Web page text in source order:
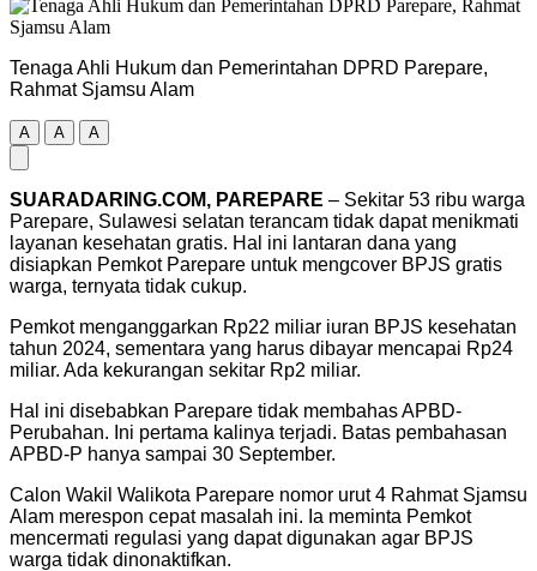
Tenaga Ahli Hukum dan Pemerintahan DPRD Parepare,
Rahmat Sjamsu Alam
A A A
SUARADARING.COM, PAREPARE – Sekitar 53 ribu warga
Parepare, Sulawesi selatan terancam tidak dapat menikmati
layanan kesehatan gratis. Hal ini lantaran dana yang
disiapkan Pemkot Parepare untuk mengcover BPJS gratis
warga, ternyata tidak cukup.
Pemkot menganggarkan Rp22 miliar iuran BPJS kesehatan
tahun 2024, sementara yang harus dibayar mencapai Rp24
miliar. Ada kekurangan sekitar Rp2 miliar.
Hal ini disebabkan Parepare tidak membahas APBD-
Perubahan. Ini pertama kalinya terjadi. Batas pembahasan
APBD-P hanya sampai 30 September.
Calon Wakil Walikota Parepare nomor urut 4 Rahmat Sjamsu
Alam merespon cepat masalah ini. Ia meminta Pemkot
mencermati regulasi yang dapat digunakan agar BPJS
warga tidak dinonaktifkan.